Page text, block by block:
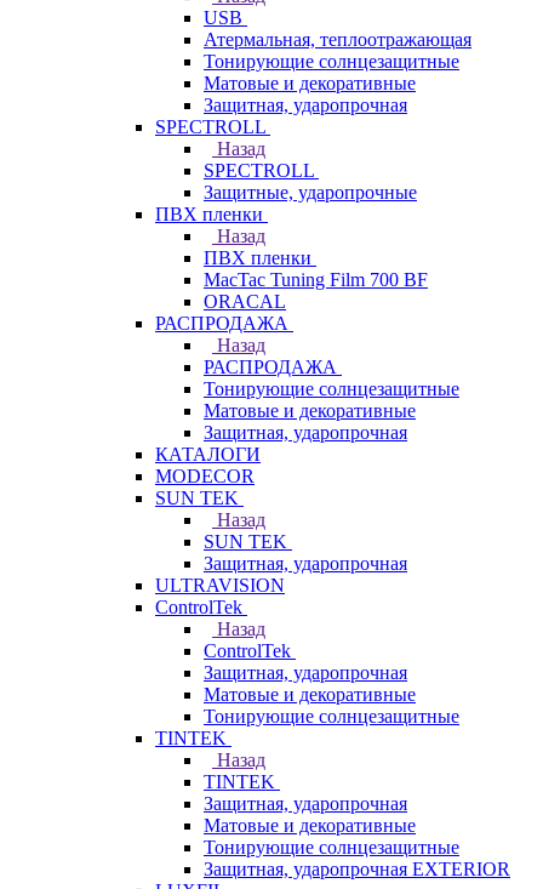
USB
Атермальная, теплоотражающая
Тонирующие солнцезащитные
Матовые и декоративные
Защитная, ударопрочная
SPECTROLL
Назад
SPECTROLL
Защитные, ударопрочные
ПВХ пленки
Назад
ПВХ пленки
MacTac Tuning Film 700 BF
ORACAL
РАСПРОДАЖА
Назад
РАСПРОДАЖА
Тонирующие солнцезащитные
Матовые и декоративные
Защитная, ударопрочная
КАТАЛОГИ
MODECOR
SUN TEK
Назад
SUN TEK
Защитная, ударопрочная
ULTRAVISION
ControlTek
Назад
ControlTek
Защитная, ударопрочная
Матовые и декоративные
Тонирующие солнцезащитные
TINTEK
Назад
TINTEK
Защитная, ударопрочная
Матовые и декоративные
Тонирующие солнцезащитные
Защитная, ударопрочная EXTERIOR